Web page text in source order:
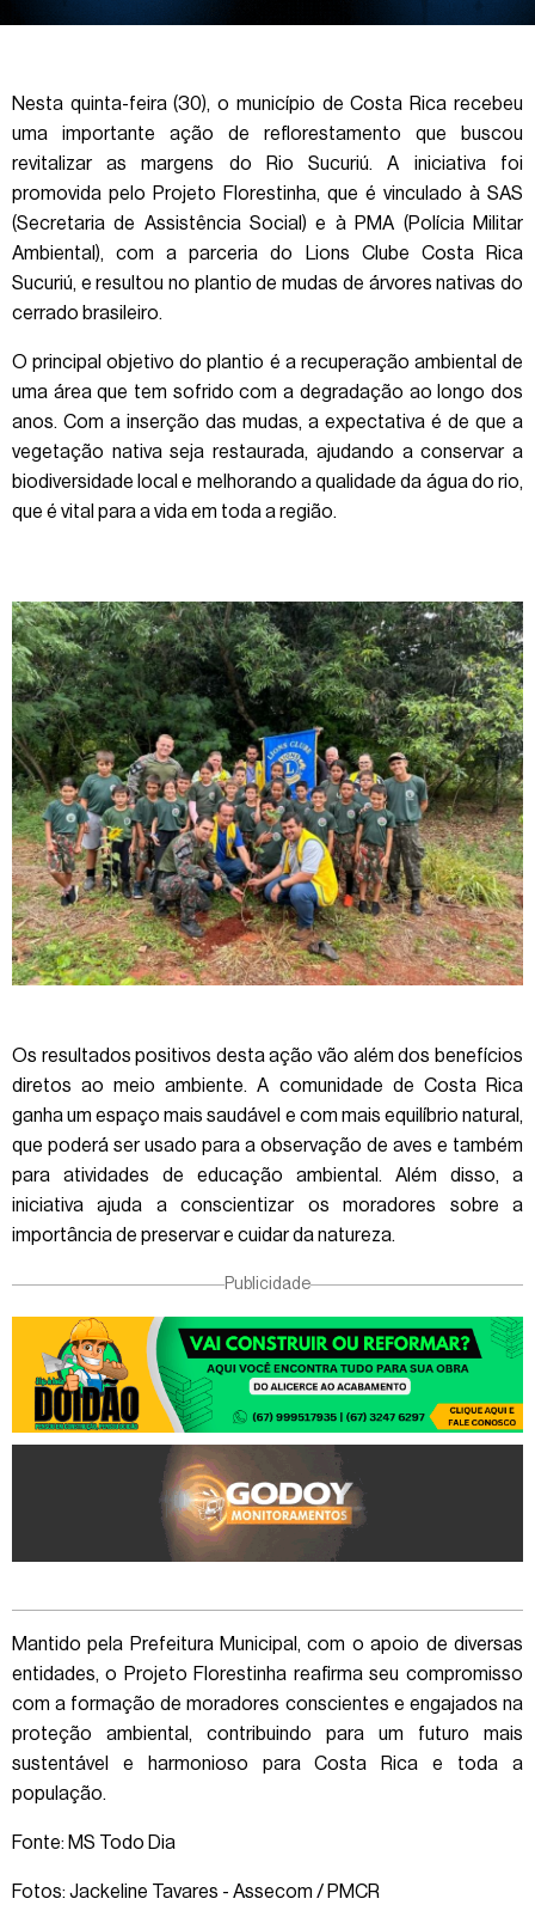
Nesta quinta-feira (30), o município de Costa Rica recebeu
uma importante ação de reflorestamento que buscou
revitalizar as margens do Rio Sucuriú. A iniciativa foi
promovida pelo Projeto Florestinha, que é vinculado à SAS
(Secretaria de Assistência Social) e à PMA (Polícia Militar
Ambiental), com a parceria do Lions Clube Costa Rica
Sucuriú, e resultou no plantio de mudas de árvores nativas do
cerrado brasileiro.
O principal objetivo do plantio é a recuperação ambiental de
uma área que tem sofrido com a degradação ao longo dos
anos. Com a inserção das mudas, a expectativa é de que a
vegetação nativa seja restaurada, ajudando a conservar a
biodiversidade local e melhorando a qualidade da água do rio,
que é vital para a vida em toda a região.
Os resultados positivos desta ação vão além dos benefícios
diretos ao meio ambiente. A comunidade de Costa Rica
ganha um espaço mais saudável e com mais equilíbrio natural,
que poderá ser usado para a observação de aves e também
para atividades de educação ambiental. Além disso, a
iniciativa ajuda a conscientizar os moradores sobre a
importância de preservar e cuidar da natureza.
Publicidade
Mantido pela Prefeitura Municipal, com o apoio de diversas
entidades, o Projeto Florestinha reafirma seu compromisso
com a formação de moradores conscientes e engajados na
proteção ambiental, contribuindo para um futuro mais
sustentável e harmonioso para Costa Rica e toda a
população.
Fonte: MS Todo Dia
Fotos: Jackeline Tavares - Assecom / PMCR